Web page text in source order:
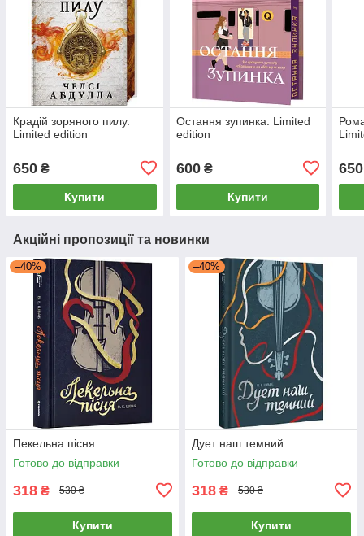
Крадій зоряного пилу.
Limited edition
650 ₴
Купити
Остання зупинка. Limited
edition
600₴
Купити
650
Акційні пропозиції та новинки
–40%
Пекельна пісня
Готово до відправки
318 ₴ 530 ₴
Купити
–40%
Дует наш темний
Готово до відправки
318 ₴ 530 ₴
Купити